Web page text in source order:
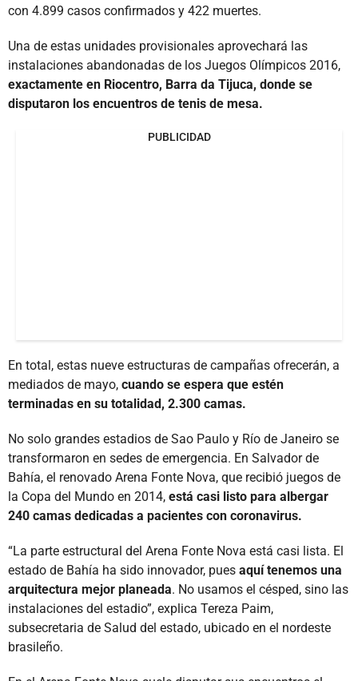
con 4.899 casos confirmados y 422 muertes.
Una de estas unidades provisionales aprovechará las
instalaciones abandonadas de los Juegos Olímpicos 2016,
exactamente en Riocentro, Barra da Tijuca, donde se
disputaron los encuentros de tenis de mesa.
PUBLICIDAD
En total, estas nueve estructuras de campañas ofrecerán, a
mediados de mayo, cuando se espera que estén
terminadas en su totalidad, 2.300 camas.
No solo grandes estadios de Sao Paulo y Río de Janeiro se
transformaron en sedes de emergencia. En Salvador de
Bahía, el renovado Arena Fonte Nova, que recibió juegos de
la Copa del Mundo en 2014, está casi listo para albergar
240 camas dedicadas a pacientes con coronavirus.
“La parte estructural del Arena Fonte Nova está casi lista. El
estado de Bahía ha sido innovador, pues aquí tenemos una
arquitectura mejor planeada. No usamos el césped, sino las
instalaciones del estadio”, explica Tereza Paim,
subsecretaria de Salud del estado, ubicado en el nordeste
brasileño.